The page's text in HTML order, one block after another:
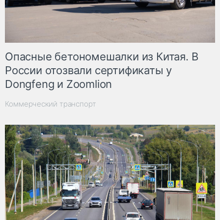
Опасные бетономешалки из Китая. В
России отозвали сертификаты у
Dongfeng и Zoomlion
Коммерческий транспорт